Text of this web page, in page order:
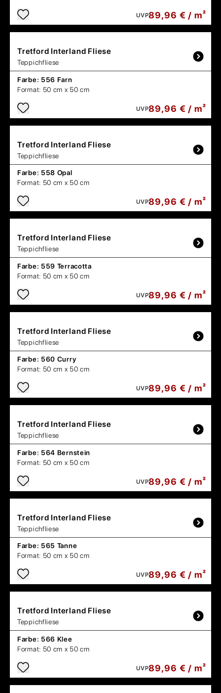
UVP89,96 € / m²
Tretford Interland Fliese
Teppichfliese
Farbe: 556 Farn
Format: 50 cm x 50 cm
UVP89,96 € / m²
Tretford Interland Fliese
Teppichfliese
Farbe: 558 Opal
Format: 50 cm x 50 cm
UVP89,96 € / m²
Tretford Interland Fliese
Teppichfliese
Farbe: 559 Terracotta
Format: 50 cm x 50 cm
UVP89,96 € / m²
Tretford Interland Fliese
Teppichfliese
Farbe: 560 Curry
Format: 50 cm x 50 cm
UVP89,96 € / m²
Tretford Interland Fliese
Teppichfliese
Farbe: 564 Bernstein
Format: 50 cm x 50 cm
UVP89,96 € / m²
Tretford Interland Fliese
Teppichfliese
Farbe: 565 Tanne
Format: 50 cm x 50 cm
UVP89,96 € / m²
Tretford Interland Fliese
Teppichfliese
Farbe: 566 Klee
Format: 50 cm x 50 cm
UVP89,96 € / m²